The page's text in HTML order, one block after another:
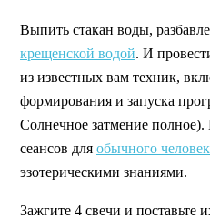
Выпить стакан воды,
крещенской водой. И
из известных вам техник,
формирования и запуска
Солнечное затмение
сеансов для обычного
эзотерическими знаниями.
Зажгите 4 свечи и поставьте